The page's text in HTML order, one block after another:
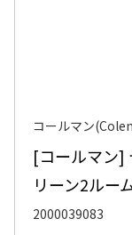
コールマン
[コールマン]
リーン2ルー
2000039083